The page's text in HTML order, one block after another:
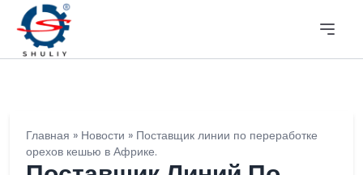
Главная » Новости » Поставщик линии по переработке
орехов кешью в Африке.